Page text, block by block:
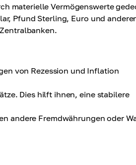
materielle Vermögenswerte
Pfund Sterling, Euro und
von Rezession und Inflation
Dies hilft ihnen, eine stabilere
andere Fremdwährungen oder